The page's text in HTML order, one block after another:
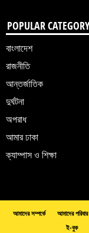
POPULAR CATEGORY
বাংলাদেশ
রাজনীতি
আন্তর্জাতিক
দুর্ঘটনা
অপরাধ
আমার ঢাকা
ক্যাম্পাস ও শিক্ষা
আমাদের সম্পর্কে আমাদের পরিবার
ই-বুক